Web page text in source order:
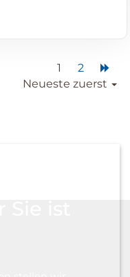
1
2
Neueste zuerst